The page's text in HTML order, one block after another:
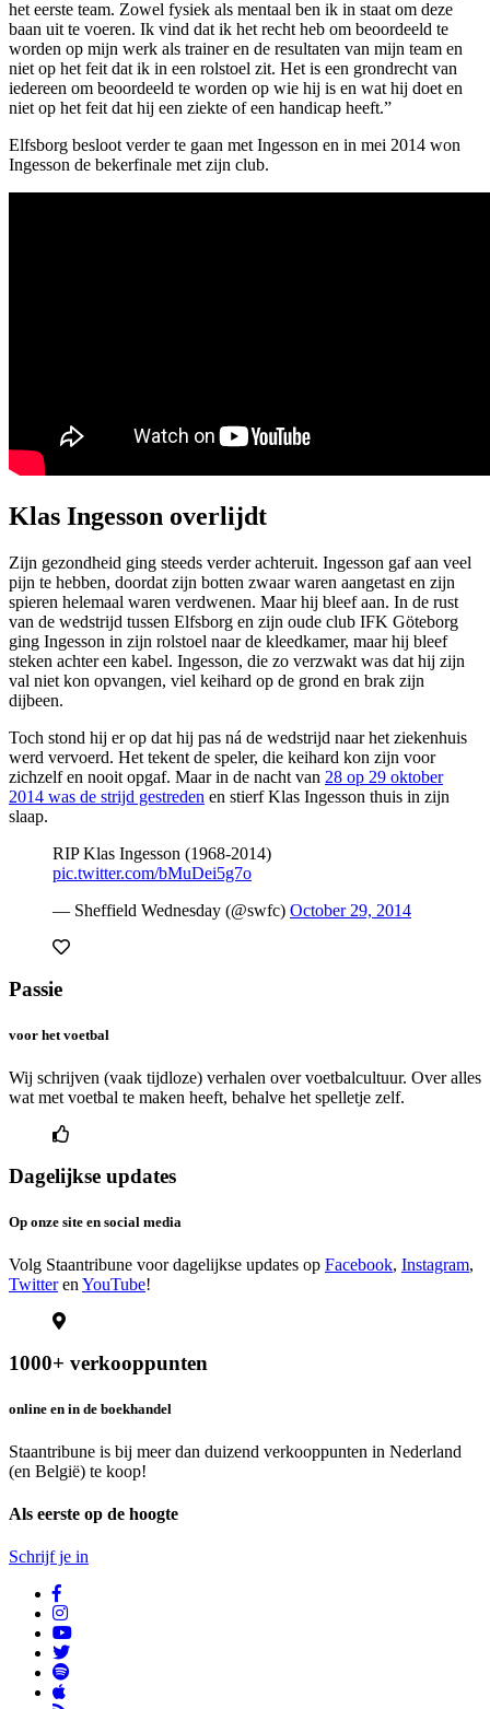
het eerste team. Zowel fysiek als mentaal ben ik in staat om deze
baan uit te voeren. Ik vind dat ik het recht heb om beoordeeld te
worden op mijn werk als trainer en de resultaten van mijn team en
niet op het feit dat ik in een rolstoel zit. Het is een grondrecht van
iedereen om beoordeeld te worden op wie hij is en wat hij doet en
niet op het feit dat hij een ziekte of een handicap heeft.”
Elfsborg besloot verder te gaan met Ingesson en in mei 2014 won
Ingesson de bekerfinale met zijn club.
Klas Ingesson overlijdt
Zijn gezondheid ging steeds verder achteruit. Ingesson gaf aan veel
pijn te hebben, doordat zijn botten zwaar waren aangetast en zijn
spieren helemaal waren verdwenen. Maar hij bleef aan. In de rust
van de wedstrijd tussen Elfsborg en zijn oude club IFK Göteborg
ging Ingesson in zijn rolstoel naar de kleedkamer, maar hij bleef
steken achter een kabel. Ingesson, die zo verzwakt was dat hij zijn
val niet kon opvangen, viel keihard op de grond en brak zijn
dijbeen.
Toch stond hij er op dat hij pas ná de wedstrijd naar het ziekenhuis
werd vervoerd. Het tekent de speler, die keihard kon zijn voor
zichzelf en nooit opgaf. Maar in de nacht van 28 op 29 oktober
2014 was de strijd gestreden en stierf Klas Ingesson thuis in zijn
slaap.
RIP Klas Ingesson (1968-2014)
pic.twitter.com/bMuDei5g7o
— Sheffield Wednesday (@swfc) October 29, 2014
Passie
voor het voetbal
Wij schrijven (vaak tijdloze) verhalen over voetbalcultuur. Over alles
wat met voetbal te maken heeft, behalve het spelletje zelf.
Dagelijkse updates
Op onze site en social media
Volg Staantribune voor dagelijkse updates op Facebook, Instagram,
Twitteren YouTube!
1000+ verkooppunten
online en in de boekhandel
Staantribune is bij meer dan duizend verkooppunten in Nederland
(en België) te koop!
Als eerste op de hoogte
Schrijf je in